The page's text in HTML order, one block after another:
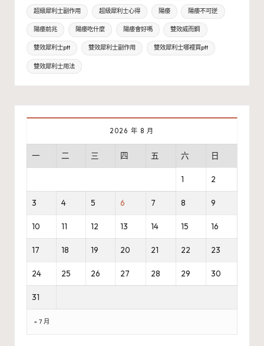
超級犀利士副作用 超級犀利士心得 陽痿 陽痿不可逆
陽痿前兆 陽痿吃什麼 陽痿會好嗎 雙效威而鋼
雙效犀利士ptt 雙效犀利士副作用 雙效犀利士哪裡買ptt
雙效犀利士用法
2026 年 8 月
一 二 三 四 五 六 日
1 2
3 4 5 6 7 8 9
10 11 12 13 14 15 16
17 18 19 20 21 22 23
24 25 26 27 28 29 30
31
« 7 月